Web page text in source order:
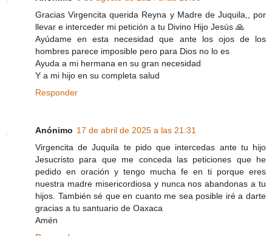
Gracias Virgencita querida Reyna y Madre de Juquila,, por
llevar e interceder mi petición a tu Divino Hijo Jesús 🙏
Ayúdame en esta necesidad que ante los ojos de los
hombres parece imposible pero para Dios no lo es
Ayuda a mi hermana en su gran necesidad
Y a mi hijo en su completa salud
Responder
Anónimo 17 de abril de 2025 a las 21:31
Virgencita de Juquila te pido que intercedas ante tu hijo
Jesucristo para que me conceda las peticiones que he
pedido en oración y tengo mucha fe en ti porque eres
nuestra madre misericordiosa y nunca nos abandonas a tu
hijos. También sé que en cuanto me sea posible iré a darte
gracias a tu santuario de Oaxaca
Amén